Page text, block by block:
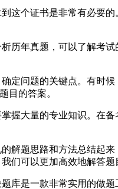
这个证书是非常有必要
历年真题，可以了解考
定问题的关键点。有时
目的答案。
握大量的专业知识。在
解题思路和方法总结起
们可以更加高效地解答题
库是一款非常实用的做